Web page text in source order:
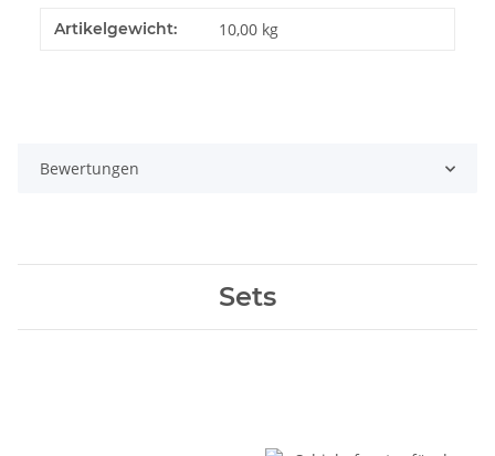
Artikelgewicht: 10,00 kg
Bewertungen
Sets